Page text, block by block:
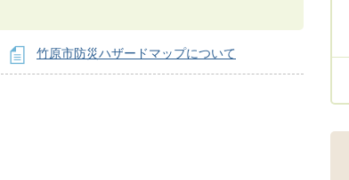
竹原市防災ハザードマップについて